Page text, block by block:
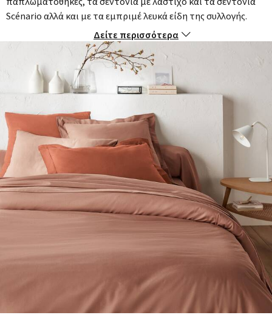
Scénario αλλά και με τα εμπριμέ λευκά είδη της συλλογής.
Περιγραφή:
- Από 100% βαμβάκι με 144 κλωστές/τετραγωνική ίντσα: όσο
μεγαλύτερη η πυκνότητα της ύφανσης, τόσο υψηλότερη η
ποιότητα.
- Σταθερά χρώματα που δεν ξεθωριάζουν στο πλύσιμο
Δείτε ολόκληρη τη συλλογή Scénario στο laredoute.gr
Διαστάσεις:- 50 x 70 εκ.: ορθογώνια μ/θ
- 63 x 63 εκ.: τετράγωνη μ/θ
Περισσότερες λεπτομέρειες:
- Αυτό το προϊόν με ετικέτα STANDARD 100 από την OEKO-
TEX® (πιστοποιητικό CQ 1102/4 IFTH) ακολουθεί
πιστοποιημένη και ελεγχόμενη διαδικασία κατασκευής για
την προστασία της επιδερμίδας.
- Η πιστοποίηση STANDARD 100 από την OEKO-TEX® είναι η
πρώτη ετικέτα που ανταποκρίνεται στις ανάγκες των
Δείτε περισσότερα